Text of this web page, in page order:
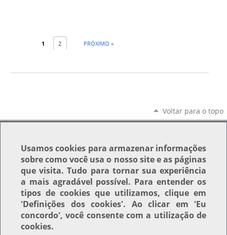
1 2 PRÓXIMO »
Voltar para o topo
Usamoscookies para armazenar informações
sobre como você usa o nosso site e as páginas
que visita. Tudo para tornar sua experiência
a mais agradável possível. Para entender os
tipos de cookies que utilizamos, clique em
'Definições dos cookies'. Ao clicar em 'Eu
concordo', você consente com a utilização de
cookies.